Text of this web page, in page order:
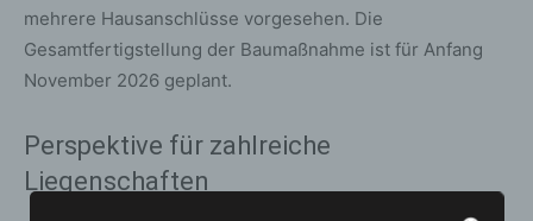
mehrere Hausanschlüsse vorgesehen. Die
Gesamtfertigstellung der Baumaßnahme ist für Anfang
November 2026 geplant.
Perspektive für zahlreiche
Liegenschaften